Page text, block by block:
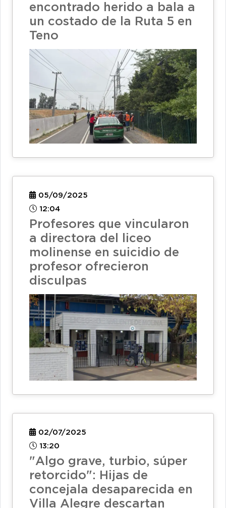
encontrado herido a bala a
un costado de la Ruta 5 en
Teno
05/09/2025
12:04
Profesores que vincularon
a directora del liceo
molinense en suicidio de
profesor ofrecieron
disculpas
02/07/2025
13:20
"Algo grave, turbio, súper
retorcido": Hijas de
concejala desaparecida en
Villa Alegre descartan